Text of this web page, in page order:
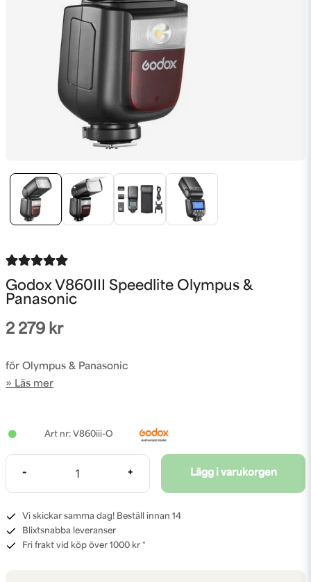
Godox V860III Speedlite Olympus &
Panasonic
2 279 kr
för Olympus & Panasonic
Läs mer
V860iii-O
- + Lägg i varukorgen
Vi skickar samma dag! Beställ innan 14
Blixtsnabba leveranser
Fri frakt vid köp över 1000 kr *